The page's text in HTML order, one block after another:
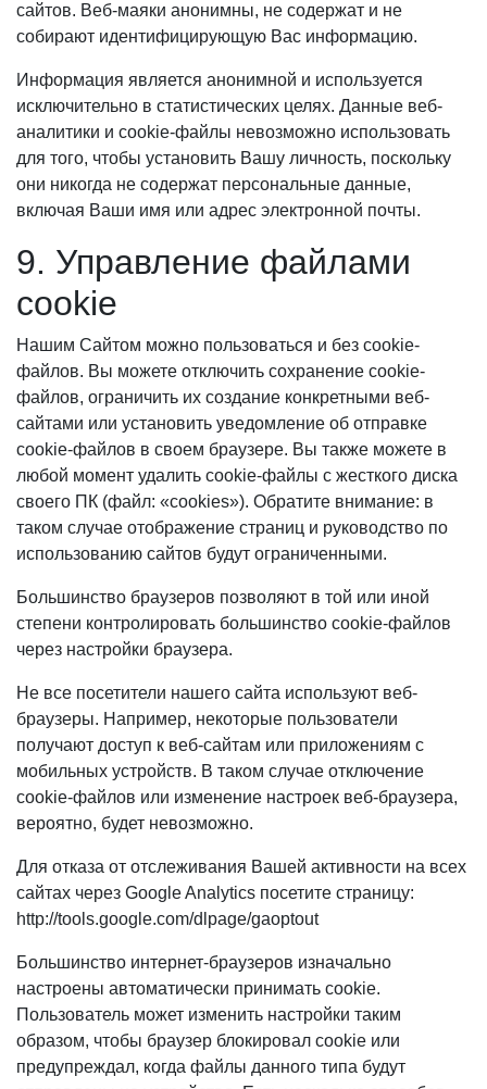
сайтов. Веб-маяки анонимны, не содержат и не
собирают идентифицирующую Вас информацию.
Информация является анонимной и используется
исключительно в статистических целях. Данные веб-
аналитики и cookie-файлы невозможно использовать
для того, чтобы установить Вашу личность, поскольку
они никогда не содержат персональные данные,
включая Ваши имя или адрес электронной почты.
9. Управление файлами
cookie
Нашим Сайтом можно пользоваться и без cookie-
файлов. Вы можете отключить сохранение cookie-
файлов, ограничить их создание конкретными веб-
сайтами или установить уведомление об отправке
cookie-файлов в своем браузере. Вы также можете в
любой момент удалить cookie-файлы с жесткого диска
своего ПК (файл: «cookies»). Обратите внимание: в
таком случае отображение страниц и руководство по
использованию сайтов будут ограниченными.
Большинство браузеров позволяют в той или иной
степени контролировать большинство cookie-файлов
через настройки браузера.
Не все посетители нашего сайта используют веб-
браузеры. Например, некоторые пользователи
получают доступ к веб-сайтам или приложениям с
мобильных устройств. В таком случае отключение
cookie-файлов или изменение настроек веб-браузера,
вероятно, будет невозможно.
Для отказа от отслеживания Вашей активности на всех
сайтах через Google Analytics посетите страницу:
http://tools.google.com/dlpage/gaoptout
Большинство интернет-браузеров изначально
настроены автоматически принимать cookie.
Пользователь может изменить настройки таким
образом, чтобы браузер блокировал cookie или
предупреждал, когда файлы данного типа будут